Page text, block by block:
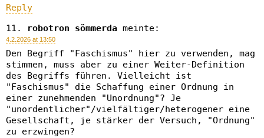
Reply
robotron sömmerda meinte:
4.2.2026 at 13:50
Den Begriff "Faschismus" hier zu verwenden, mag
stimmen, muss aber zu einer Weiter-Definition
des Begriffs führen. Vielleicht ist
"Faschismus" die Schaffung einer Ordnung in
einer zunehmenden "Unordnung"? Je
"unordentlicher"/vielfältiger/heterogener eine
Gesellschaft, je stärker der Versuch, "Ordnung"
zu erzwingen?